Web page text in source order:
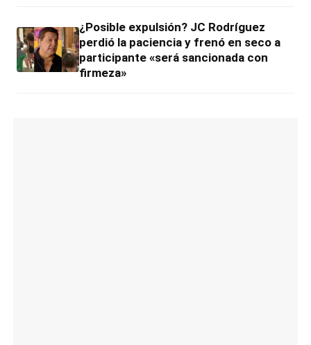
¿Posible expulsión? JC Rodríguez
perdió la paciencia y frenó en seco a
participante «será sancionada con
firmeza»